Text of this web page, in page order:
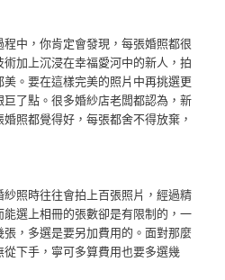
中，你肯定會發現，每張婚照都很
加上沉浸在幸福愛河中的新人，拍
。要在這樣完美的照片中再挑選更
了點。很多婚紗店老闆都認為，新
照都覺得好，每張都舍不得放棄，
照時往往會拍上百張照片，經過精
選上相冊的張數卻是有限制的，一
，多選是要另加費用的。面對那麼
下手，寧可多算費用也要多選幾